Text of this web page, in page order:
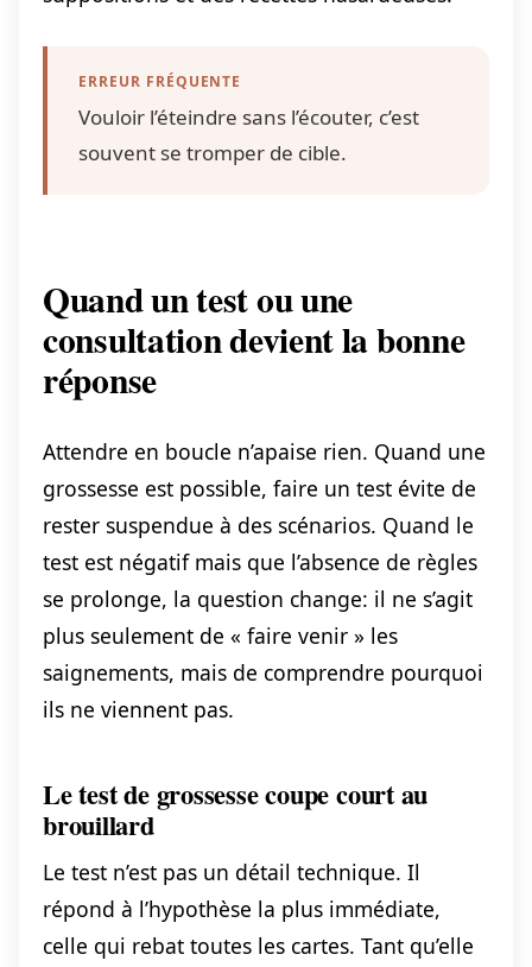
ERREUR FRÉQUENTE
Vouloir l’éteindre sans l’écouter, c’est
souvent se tromper de cible.
Quand un test ou une
consultation devient la bonne
réponse
Attendre en boucle n’apaise rien. Quand une
grossesse est possible, faire un test évite de
rester suspendue à des scénarios. Quand le
test est négatif mais que l’absence de règles
se prolonge, la question change: il ne s’agit
plus seulement de « faire venir » les
saignements, mais de comprendre pourquoi
ils ne viennent pas.
Le test de grossesse coupe court au
brouillard
Le test n’est pas un détail technique. Il
répond à l’hypothèse la plus immédiate,
celle qui rebat toutes les cartes. Tant qu’elle